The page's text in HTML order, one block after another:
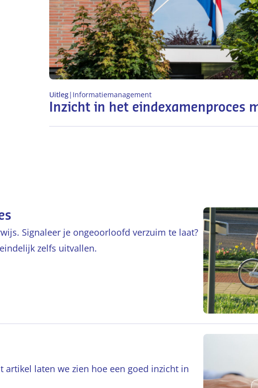
Inzicht in het eindexamenproces
Uitleg| Informatiemanagement
Signaleer je ongeoorloofd verzuim te laat?
zelfs uitvallen.
laten we zien hoe een goed inzicht in